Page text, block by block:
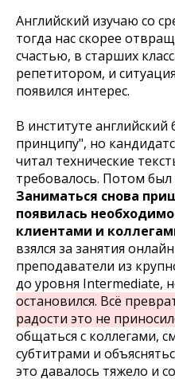
Английский изучаю со
тогда нас скорее
счастью, в старших
репетитором, и
появился интерес.
В институте
принципу", но
читал технические
требовалось. Потом
Заниматься снова
появилась
клиентами и
взялся за занятия
преподаватели из
до уровня Intermediate,
остановился. Всё
радости это не
общаться с коллегами,
субтитрами и
это давалось тяжело и